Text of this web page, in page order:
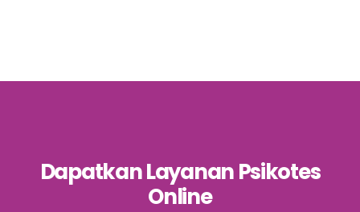
Dapatkan Layanan Psikotes
Online